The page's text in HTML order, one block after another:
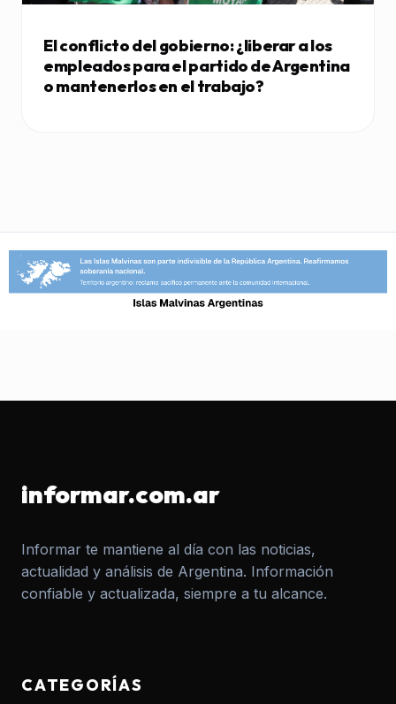
El conflicto del gobierno: ¿liberar a los
empleados para el partido de Argentina
o mantenerlos en el trabajo?
informar.com.ar
Informar te mantiene al día con las noticias,
actualidad y análisis de Argentina. Información
confiable y actualizada, siempre a tu alcance.
CATEGORÍAS